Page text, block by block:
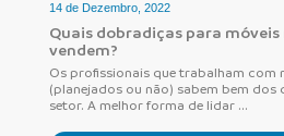
14 de Dezembro, 2022
Quais dobradiças para móveis
vendem?
Os profissionais que trabalham com
(planejados ou não) sabem bem dos
setor. A melhor forma de lidar ...